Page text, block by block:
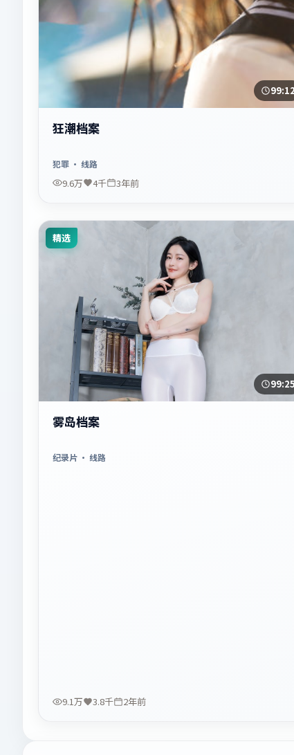
99:12
狂潮档案
犯罪· 线路
9.6万 4千 3年前
精选
99:25
雾岛档案
纪录片· 线路
9.1万 3.8千 2年前